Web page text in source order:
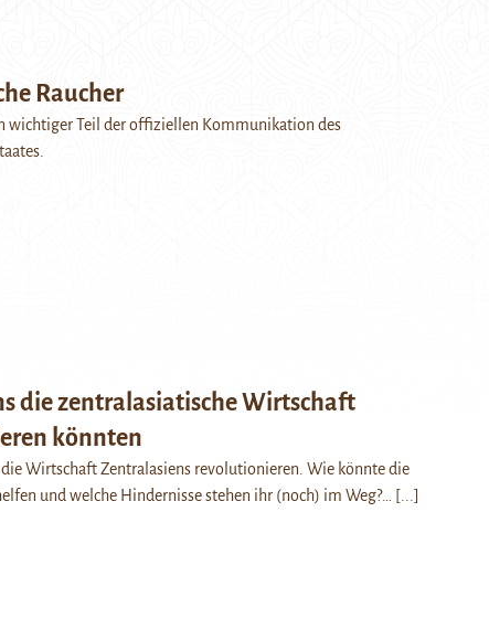
Raucher
wichtiger Teil der offiziellen Kommunikation des
die zentralasiatische Wirtschaft
könnten
Wirtschaft Zentralasiens revolutionieren. Wie könnte die
und welche Hindernisse stehen ihr (noch) im Weg?…
[...]